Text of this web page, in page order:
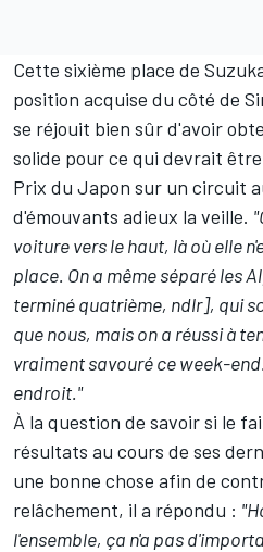
Cette sixième place de
position acquise du côté de
se réjouit bien sûr d'avoir
solide pour ce qui devrait
Prix du Japon sur un circuit
d'émouvants adieux la veille.
voiture vers le haut, là où elle
place. On a même séparé les
terminé quatrième, ndlr], qui
que nous, mais on a réussi à
vraiment savouré ce week-
endroit."
À la question de savoir si le
résultats au cours de ses
une bonne chose afin de
relâchement, il a répondu :
l'ensemble, ça n'a pas